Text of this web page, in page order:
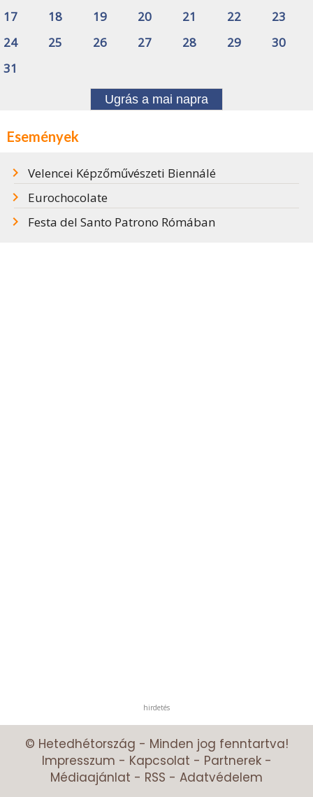
17
18 19 20 21 22
23
24
25 26 27 28 29
30
31
Ugrás a mai napra
Események
Velencei Képzőművészeti Biennálé
Eurochocolate
Festa del Santo Patrono Rómában
hirdetés
© Hetedhétország - Minden jog fenntartva!
Impresszum - Kapcsolat - Partnerek-
Médiaajánlat - RSS - Adatvédelem